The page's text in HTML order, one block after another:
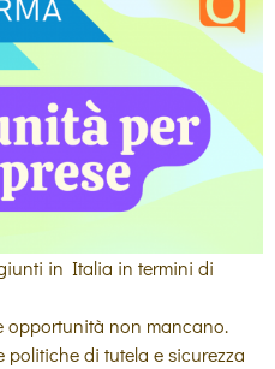
in Italia in termini di
opportunità non mancano.
di tutela e sicurezza